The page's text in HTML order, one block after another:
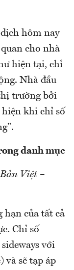
hôm nay
cho nhà
hiện tại, chỉ
Nhà đầu
trường bởi
khi chỉ số
danh mục
Việt –
hạn của tất cả
Chỉ số
với
và sẽ tạp áp